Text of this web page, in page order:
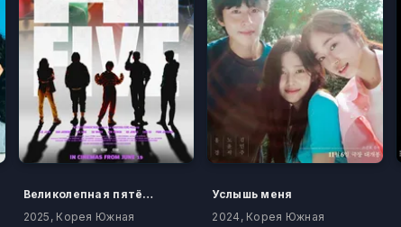
Великолепная пятёрка
2025, Корея Южная
Услышь меня
2024, Корея Южная